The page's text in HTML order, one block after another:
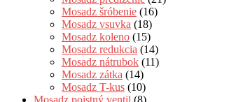
Mosadz šróbenie (16)
Mosadz vsuvka (18)
Mosadz koleno (15)
Mosadz redukcia (14)
Mosadz nátrubok (11)
Mosadz zátka (14)
Mosadz T-kus (10)
Mosadz poistný ventil (8)